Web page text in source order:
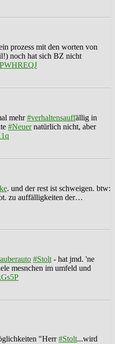
prozess mit den worten von
noch hat sich BZ nicht
mehr#verhaltensauffällig in
#Neuernatürlich nicht, aber
. und der rest ist schweigen. btw:
zu auffälligkeiten der…
#Stolt - hat jmd. 'ne
mesnchen im umfeld und
"Herr#Stolt...wird